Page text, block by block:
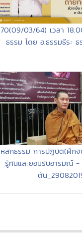
70(09/03/64) เวลา
ธรรม โดย อ.ธรรมธีระ
หลักธรรม การปฏิบัติ(ฝึกจิ
รู้ทันและยอมรับอารมณ์ -
ต้น